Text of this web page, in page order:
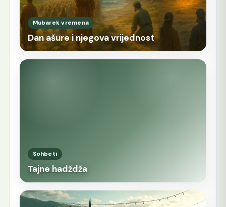
Mubarek vremena
Dan ašure i njegova vrijednost
Sohbeti
Tajne hadždža